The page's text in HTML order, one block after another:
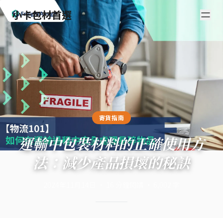
小卡包材首選
寄貨指南
運輸中包裝材料的正確使用方
法：減少產品損壞的秘訣